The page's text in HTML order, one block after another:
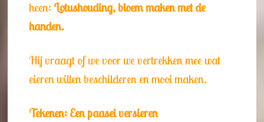
heen: Lotushouding, bloem maken met de
handen.
Hij vraagt of we voor we vertrekken mee wat
eieren willen beschilderen en mooi maken.
Tekenen: Een paasei versieren